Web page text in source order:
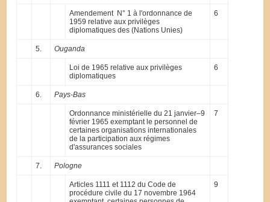
Amendement N° 1 à l'ordonnance de
1959 relative aux privilèges
diplomatiques des (Nations Unies)
6
5. Ouganda
Loi de 1965 relative aux privilèges
diplomatiques
6
6. Pays-Bas
Ordonnance ministérielle du 21 janvier–9
février 1965 exemptant le personnel de
certaines organisations internationales
de la participation aux régimes
d'assurances sociales
7
7. Pologne
Articles 1111 et 1112 du Code de
procédure civile du 17 novembre 1964
9